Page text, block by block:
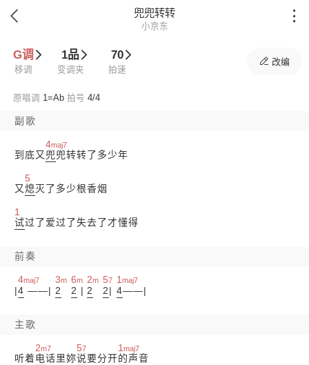
 兜兜转转
小京东

G调
移调
1品
变调夹
70
拍速
 改编
原唱调 1=Ab 拍号 4/4
副歌
到底又
4maj7
兜兜转转了多少年
又
5
熄灭了多少根香烟
1
试过了爱过了失去了才懂得
前奏
|
4maj7
4 ——|
3m
2
6m
2 |
2m
2
57
2|
1maj7
4——|
主歌
听着
2m7
电话里妳
57
说要分开
1 maj7
的声音